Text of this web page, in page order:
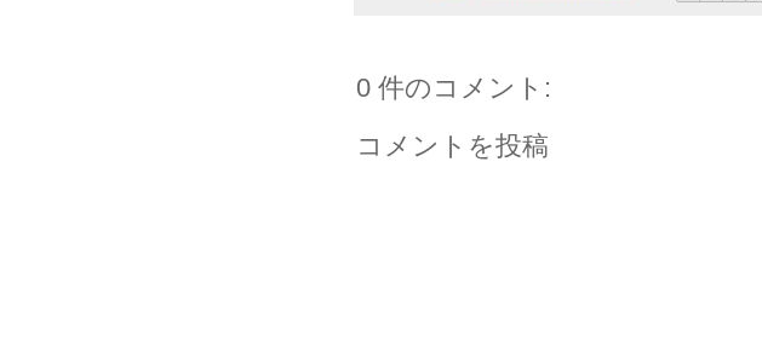
0 件のコメント:
コメントを投稿